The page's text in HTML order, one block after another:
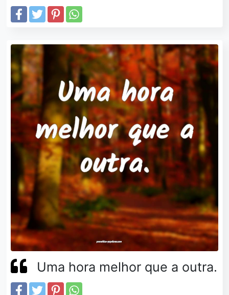
Uma hora melhor que a outra.